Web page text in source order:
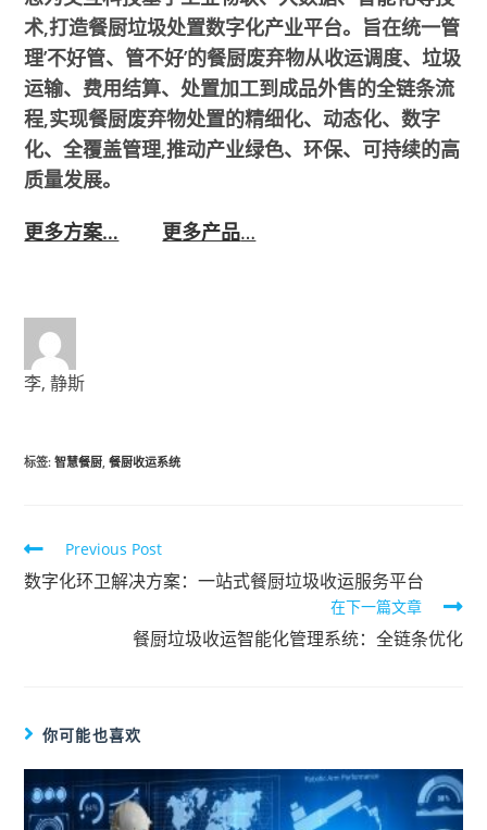
术,打造餐厨垃圾处置数字化产业平台。旨在统一管
理’不好管、管不好’的餐厨废弃物从收运调度、垃圾
运输、费用结算、处置加工到成品外售的全链条流
程,实现餐厨废弃物处置的精细化、动态化、数字
化、全覆盖管理,推动产业绿色、环保、可持续的高
质量发展。
更多方案…
更多产品…
李, 静斯
标签:智慧餐厨, 餐厨收运系统
Previous Post
数字化环卫解决方案：一站式餐厨垃圾收运服务平台
在下一篇文章
餐厨垃圾收运智能化管理系统：全链条优化
你可能也喜欢